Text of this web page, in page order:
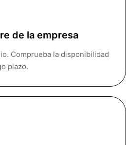
de la empresa
Comprueba la disponibilidad
plazo.